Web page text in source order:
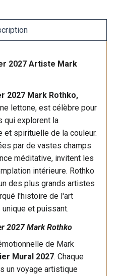
2027 Artiste Mark
2027 Mark Rothko,
lettone, est célèbre pour
qui explorent la
et spirituelle de la couleur.
par de vastes champs
méditative, invitent les
intérieure. Rothko
des plus grands artistes
l'histoire de l'art
et puissant.
2027 Mark Rothko
de Mark
Mural 2027. Chaque
un voyage artistique